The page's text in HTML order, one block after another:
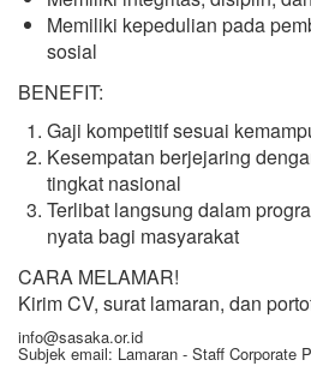
Memiliki kepedulian pada
sosial
BENEFIT:
Gaji kompetitif sesuai
Kesempatan berjejaring
tingkat nasional
Terlibat langsung dalam
nyata bagi masyarakat
CARA MELAMAR!
Kirim CV, surat lamaran, dan
info@sasaka.or.id
Subjek email: Lamaran - Staff Corporate